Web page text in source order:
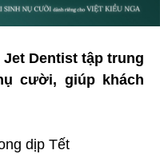
Dentist tập trung
cười, giúp khách
dịp Tết